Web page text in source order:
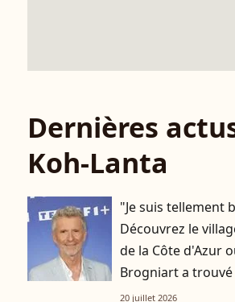
Dernières
Koh-Lanta
"Je suis tellement
Découvrez le
de la Côte d'Azur
Brogniart a
20 juillet 2026